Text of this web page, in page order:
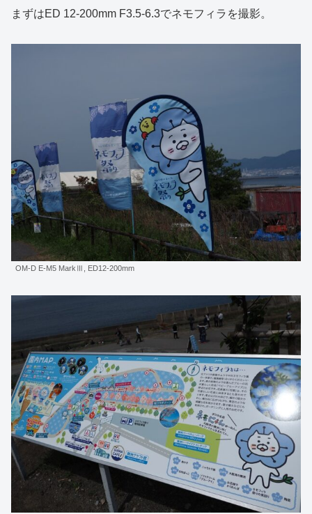
まずはED 12-200mm F3.5-6.3でネモフィラを撮影。
OM-D E-M5 MarkⅢ, ED12-200mm